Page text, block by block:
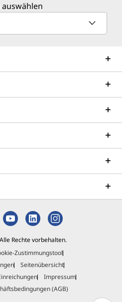
Rechte vorbehalten.
Zustimmungstool
Seitenübersicht
Impressum
(AGB)